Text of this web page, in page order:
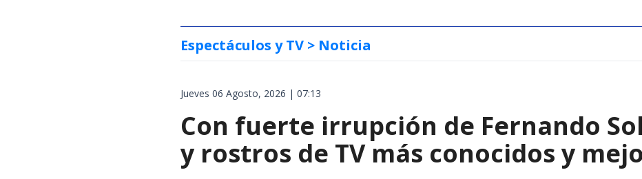
Espectáculos y TV > Noticia
Jueves 06 Agosto, 2026 | 07:13
Con fuerte irrupción de Fernando
y rostros de TV más conocidos y